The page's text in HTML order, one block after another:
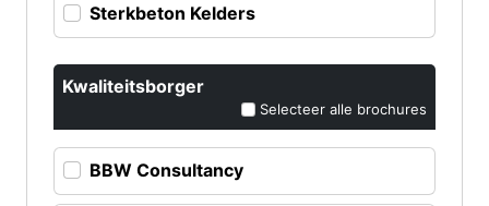
Sterkbeton Kelders
Kwaliteitsborger
Selecteer alle brochures
BBW Consultancy